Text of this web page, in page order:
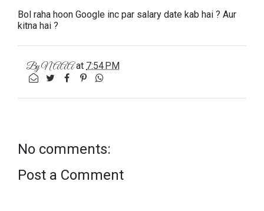
Bol raha hoon Google inc par salary date kab hai ? Aur
kitna hai ?
ByNAAAat 7:54 PM
No comments:
Post a Comment